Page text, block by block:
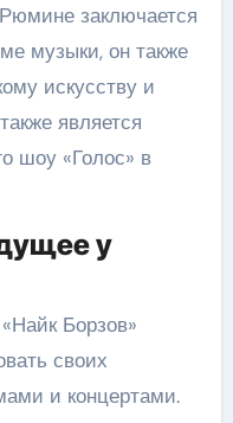
заключается
музыки, он также
искусству и
является
шоу «Голос» в
у
Борзов»
своих
и концертами.